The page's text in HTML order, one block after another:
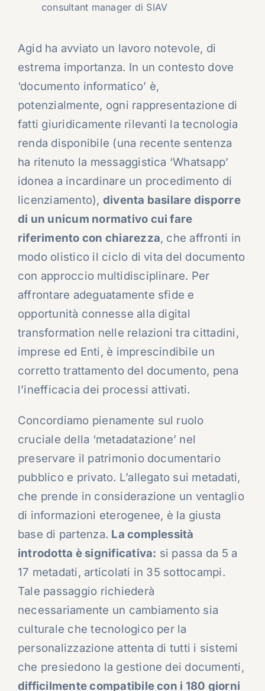
consultant manager di SIAV
Agid ha avviato un lavoro notevole, di
estrema importanza. In un contesto dove
‘documento informatico’ è,
potenzialmente, ogni rappresentazione di
fatti giuridicamente rilevanti la tecnologia
renda disponibile (una recente sentenza
ha ritenuto la messaggistica ‘Whatsapp’
idonea a incardinare un procedimento di
licenziamento), diventa basilare disporre
di un unicum normativo cui fare
riferimento con chiarezza, che affronti in
modo olistico il ciclo di vita del documento
con approccio multidisciplinare. Per
affrontare adeguatamente sfide e
opportunità connesse alla digital
transformation nelle relazioni tra cittadini,
imprese ed Enti, è imprescindibile un
corretto trattamento del documento, pena
l’inefficacia dei processi attivati.
Concordiamo pienamente sul ruolo
cruciale della ‘metadatazione’ nel
preservare il patrimonio documentario
pubblico e privato. L’allegato sui metadati,
che prende in considerazione un ventaglio
di informazioni eterogenee, è la giusta
base di partenza. La complessità
introdotta è significativa: si passa da 5 a
17 metadati, articolati in 35 sottocampi.
Tale passaggio richiederà
necessariamente un cambiamento sia
culturale che tecnologico per la
personalizzazione attenta di tutti i sistemi
che presiedono la gestione dei documenti,
difficilmente compatibile con i 180 giorni